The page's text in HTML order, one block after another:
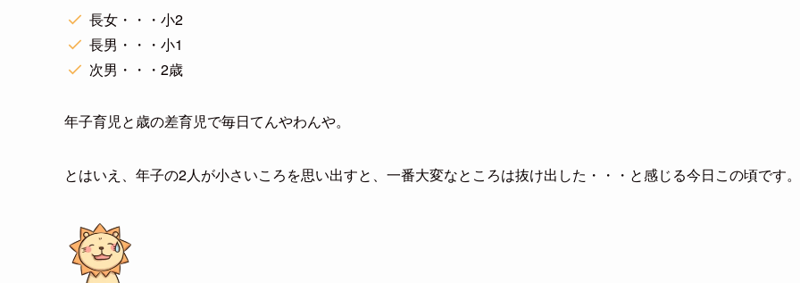
長女・・・小2
長男・・・小1
次男・・・2歳
年子育児と歳の差育児で毎日てんやわんや。
とはいえ、年子の2人が小さいころを思い出すと、一番大変なところは抜け出した・・・と感じる今日この頃です。